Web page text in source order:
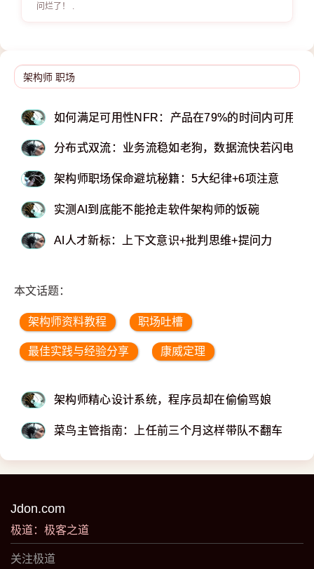
问烂了！ .
如何满足可用性NFR：产品在79%的时间内可用
分布式双流：业务流稳如老狗，数据流快若闪电
架构师职场保命避坑秘籍：5大纪律+6项注意
实测AI到底能不能抢走软件架构师的饭碗
AI人才新标：上下文意识+批判思维+提问力
本文话题：
架构师资料教程 职场吐槽
最佳实践与经验分享 康威定理
架构师精心设计系统，程序员却在偷偷骂娘
菜鸟主管指南：上任前三个月这样带队不翻车
Jdon.com
极道：极客之道
关注极道